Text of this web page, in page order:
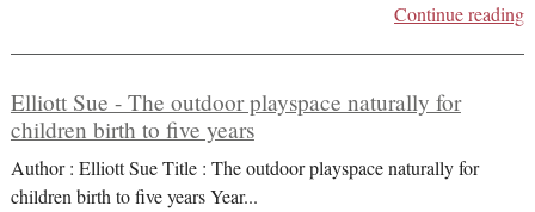
Continue reading
Elliott Sue - The outdoor playspace naturally for
children birth to five years
Author : Elliott Sue Title : The outdoor playspace naturally for
children birth to five years Year...